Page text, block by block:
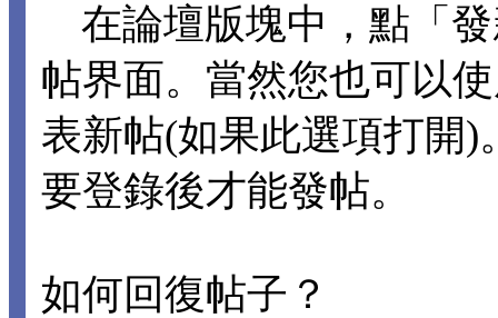
在論壇版塊中，點「
帖界面。當然您也可以
表新帖(如果此選項打開
要登錄後才能發帖。
如何回復帖子？